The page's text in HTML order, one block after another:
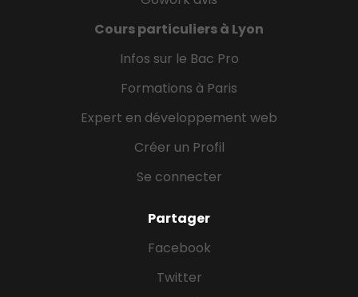
Cours particuliers à Lyon
Infos sur le Bac Pro
Formations à Paris
Expert en développement web
Créer un Profil
Se connecter
Partager
Facebook
Twitter